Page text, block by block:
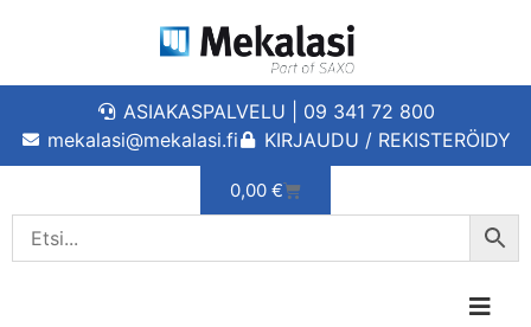
ASIAKASPALVELU | 09 341 72 800
mekalasi@mekalasi.fi
KIRJAUDU / REKISTERÖIDY
0,00 €